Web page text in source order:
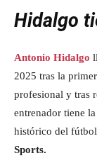
Hidalgo
Antonio Hidalgo
2025 tras la
profesional y tras
entrenador tiene
histórico del
Sports.